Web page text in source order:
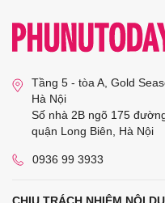
Tầng 5 - tòa A, Gold
Hà Nội
Số nhà 2B ngõ 175
quận Long Biên, Hà Nội
0936 99 3933